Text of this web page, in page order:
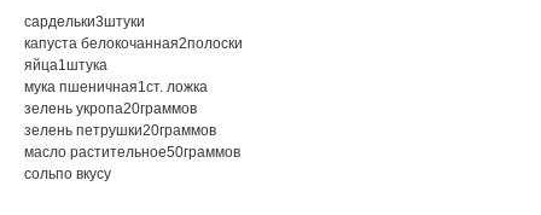
сардельки3штуки
капуста белокочанная2полоски
яйца1штука
мука пшеничная1ст. ложка
зелень укропа20граммов
зелень петрушки20граммов
масло растительное50граммов
сольпо вкусу